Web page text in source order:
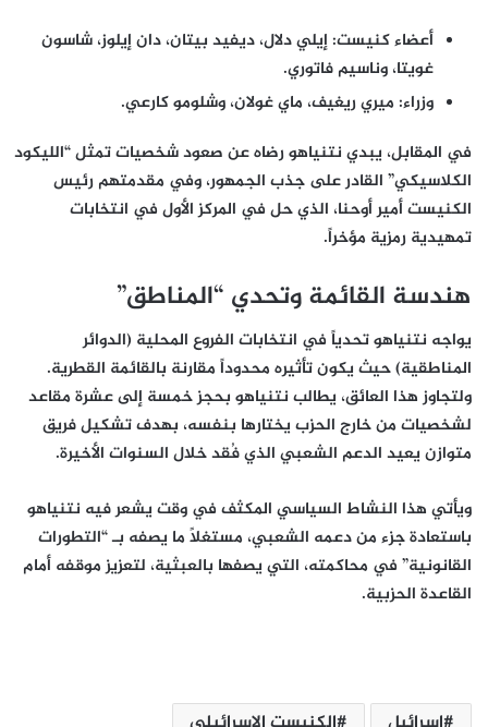
أعضاء كنيست:إيلي دلال، ديفيد بيتان، دان إيلوز، شاسون
غويتا، وناسيم فاتوري.
وزراء: ميري ريغيف، ماي غولان، وشلومو كارعي.
في المقابل، يبدي نتنياهو رضاه عن صعود شخصيات تمثل “الليكود
الكلاسيكي” القادر على جذب الجمهور، وفي مقدمتهم رئيس
الكنيستأمير أوحنا، الذي حل في المركز الأول في انتخابات
تمهيدية رمزية مؤخراً.
هندسة القائمة وتحدي “المناطق”
يواجه نتنياهو تحدياً في انتخابات الفروع المحلية (الدوائر
المناطقية) حيث يكون تأثيره محدوداً مقارنة بالقائمة القطرية.
ولتجاوز هذا العائق، يطالب نتنياهو بحجزخمسة إلى عشرة مقاعد
لشخصيات من خارج الحزب يختارها بنفسه، بهدف تشكيل فريق
متوازن يعيد الدعم الشعبي الذي فُقد خلال السنوات الأخيرة.
ويأتي هذا النشاط السياسي المكثف في وقت يشعر فيه نتنياهو
باستعادة جزء من دعمه الشعبي، مستغلاً ما يصفه بـ “التطورات
القانونية” في محاكمته، التي يصفها بالعبثية، لتعزيز موقفه أمام
القاعدة الحزبية.